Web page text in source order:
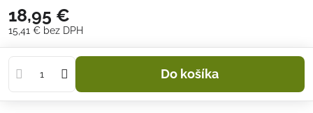
18,95 €
15,41 € bez DPH
Do košíka